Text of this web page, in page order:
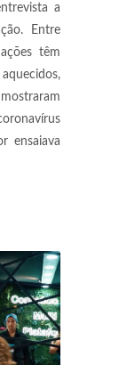
a
Entre
têm
ensaiava